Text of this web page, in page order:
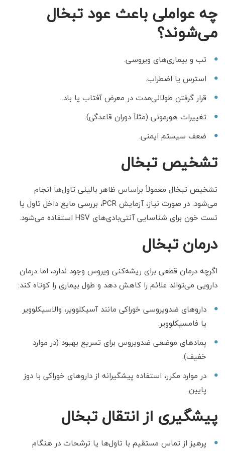
چه عواملی باعث عود تبخال
می‌شوند؟
تب و بیماری‌های ویروسی.
استرس یا اضطراب.
قرار گرفتن طولانی‌مدت در معرض آفتاب یا باد.
تغییرات هورمونی (مثلاً دوران قاعدگی).
ضعف سیستم ایمنی.
تشخیص تبخال
تشخیص تبخال معمولاً براساس ظاهر بالینی تاول‌ها انجام
می‌شود. در صورت نیاز، آزمایش PCR، بررسی مایع داخل تاول یا
تست خون برای شناسایی آنتی‌بادی‌های HSV استفاده می‌شود.
درمان تبخال
اگرچه درمان قطعی برای ریشه‌کنی ویروس وجود ندارد، اما درمان
دارویی می‌تواند علائم را کاهش دهد و طول بیماری را کوتاه کند:
داروهای ضدویروسی خوراکی مانند آسیکلوویر، والاسیکلوویر
یا فامسیکلوویر.
پمادهای موضعی ضدویروس برای تسریع بهبود (در موارد
خفیف).
در موارد مکرر، استفاده پیشگیرانه از داروهای خوراکی با دوز
پایین.
پیشگیری از انتقال تبخال
پرهیز از تماس مستقیم با تاول‌ها یا ترشحات در هنگام